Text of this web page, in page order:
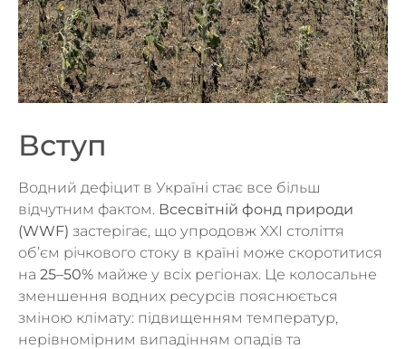
Вступ
Водний дефіцит в Україні стає все більш
відчутним фактом. Всесвітній фонд природи
(WWF) застерігає, що упродовж XXI століття
об’єм річкового стоку в країні може скоротитися
на 25–50% майже у всіх регіонах. Це колосальне
зменшення водних ресурсів пояснюється
зміною клімату: підвищенням температур,
нерівномірним випадінням опадів та